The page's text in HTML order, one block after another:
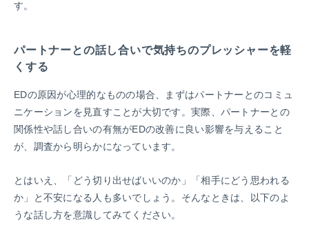
す。
パートナーとの話し合いで気持ちのプレッシャーを軽
くする
EDの原因が心理的なものの場合、まずはパートナーとのコミュ
ニケーションを見直すことが大切です。実際、パートナーとの
関係性や話し合いの有無がEDの改善に良い影響を与えること
が、調査から明らかになっています。
とはいえ、「どう切り出せばいいのか」「相手にどう思われる
か」と不安になる人も多いでしょう。そんなときは、以下のよ
うな話し方を意識してみてください。